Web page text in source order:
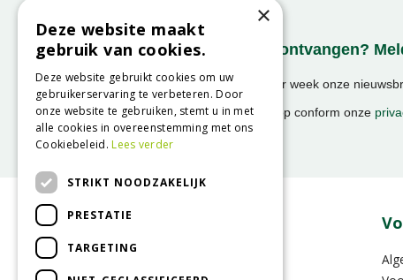
Onze nieuwsbrief ontvangen?
Ontvang ongeveer 1x per week onze
activiteiten!
We slaan uw gegevens op conform onze
×
Deze website maakt
gebruik van cookies.
Deze website gebruikt cookies om uw
gebruikerservaring te verbeteren. Door
onze website te gebruiken, stemt u in met
alle cookies in overeenstemming met ons
Cookiebeleid.Lees verder
STRIKT NOODZAKELIJK
PRESTATIE
TARGETING